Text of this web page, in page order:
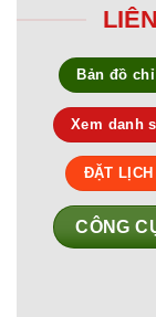
Bản đồ
Xem danh
ĐẶT
CÔNG